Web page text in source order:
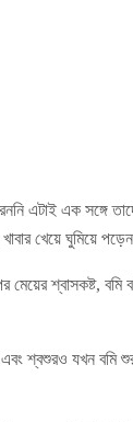
এটাই এক সঙ্গে
খেয়ে ঘুমিয়ে
মেয়ের শ্বাসকষ্ট,
শ্বশুরও যখন বমি